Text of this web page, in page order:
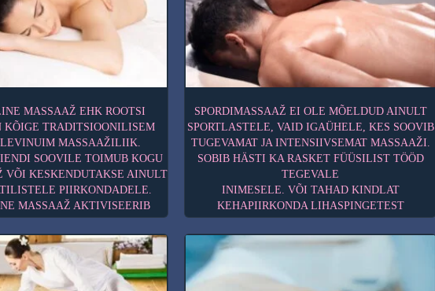
MASSAAŽ EHK ROOTSI
KÕIGE TRADITSIOONILISEM
MASSAAŽILIIK.
SOOVILE TOIMUB KOGU
VÕI KESKENDUTAKSE AINULT
PIIRKONDADELE.
MASSAAŽ AKTIVISEERIB
AINEVAHETUST NING
JA LIHASPINGEID.
LÕÕGASTAB
PINGE KUI KA FÜÜSILISE
KORRAL. SÕLTUVALT
SPORDIMASSAAŽ EI OLE MÕELDUD AINULT
SPORTLASTELE, VAID IGAÜHELE, KES SOOVIB
TUGEVAMAT JA INTENSIIVSEMAT MASSAAŽI.
SOBIB HÄSTI KA RASKET FÜÜSILIST TÖÖD
TEGEVALE
INIMESELE. VÕI TAHAD KINDLAT
KEHAPIIRKONDA LIHASPINGETEST
VABASTADA.
SPORDIMASSAAŽ ON TUGEVAM KUI
KLASSIKALINE MASSAAŽ NING SELLES
KASUTATAKSE KA ROHKEM VENITUSI NING
LIIGESLIIKUVUST PARANDAVAID VÕTTEID.